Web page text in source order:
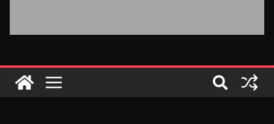
Marruecos gracias a una visión estratégica
destinada a consolidar la posición de Marruecos
en una economía mundial competitiva (politólogo
marroquí-estadounidense)